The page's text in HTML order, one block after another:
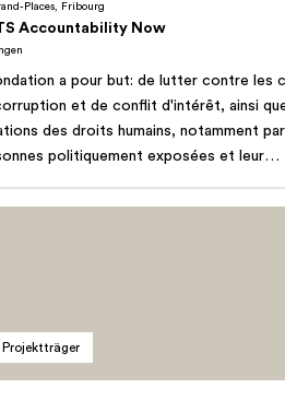
Places, Fribourg
Accountability Now
a pour but: de lutter contre les
et de conflit d'intérêt, ainsi
des droits humains, notamment
politiquement exposées et leur
dans les violations des droits
et les structures permettant de
d'investiguer, de tenir pour
punir les auteurs des crimes de
Projektträger